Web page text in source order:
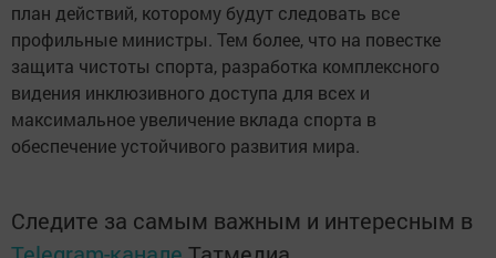
план действий, которому будут следовать все
профильные министры. Тем более, что на повестке
защита чистоты спорта, разработка комплексного
видения инклюзивного доступа для всех и
максимальное увеличение вклада спорта в
обеспечение устойчивого развития мира.
Следите за самым важным и интересным в